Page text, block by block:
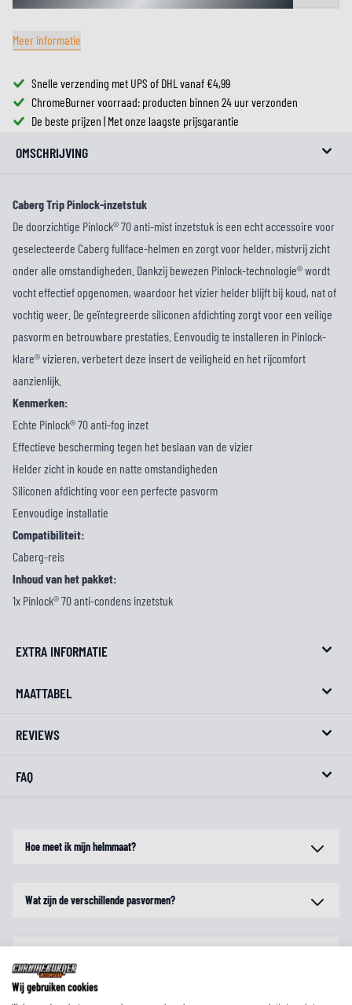
Meer informatie
Snelle verzending met UPS of DHL vanaf €4,99
ChromeBurner voorraad: producten binnen 24 uur verzonden
De beste prijzen | Met onze laagste prijsgarantie
OMSCHRIJVING
Caberg Trip Pinlock-inzetstuk
De doorzichtige Pinlock® 70 anti-mist inzetstuk is een echt accessoire voor
geselecteerde Caberg fullface-helmen en zorgt voor helder, mistvrij zicht
onder alle omstandigheden. Dankzij bewezen Pinlock-technologie® wordt
vocht effectief opgenomen, waardoor het vizier helder blijft bij koud, nat of
vochtig weer. De geïntegreerde siliconen afdichting zorgt voor een veilige
pasvorm en betrouwbare prestaties. Eenvoudig te installeren in Pinlock-
klare® vizieren, verbetert deze insert de veiligheid en het rijcomfort
aanzienlijk.
Kenmerken:
Echte Pinlock® 70 anti-fog inzet
Effectieve bescherming tegen het beslaan van de vizier
Helder zicht in koude en natte omstandigheden
Siliconen afdichting voor een perfecte pasvorm
Eenvoudige installatie
Compatibiliteit:
Caberg-reis
Inhoud van het pakket:
1x Pinlock® 70 anti-condens inzetstuk
EXTRA INFORMATIE
MAATTABEL
REVIEWS
FAQ
Hoe meet ik mijn helmmaat?
Wat zijn de verschillende pasvormen?
Wij gebruiken cookies